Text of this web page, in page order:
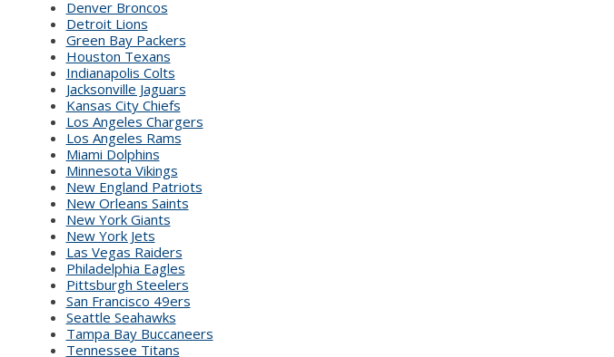
Denver Broncos
Detroit Lions
Green Bay Packers
Houston Texans
Indianapolis Colts
Jacksonville Jaguars
Kansas City Chiefs
Los Angeles Chargers
Los Angeles Rams
Miami Dolphins
Minnesota Vikings
New England Patriots
New Orleans Saints
New York Giants
New York Jets
Las Vegas Raiders
Philadelphia Eagles
Pittsburgh Steelers
San Francisco 49ers
Seattle Seahawks
Tampa Bay Buccaneers
Tennessee Titans